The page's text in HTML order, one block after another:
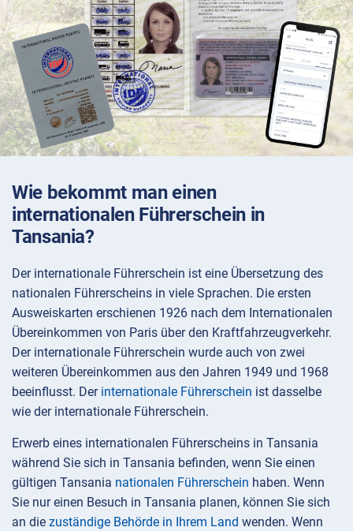
Wie bekommt man einen
internationalen Führerschein in
Tansania?
Der internationale Führerschein ist eine Übersetzung des
nationalen Führerscheins in viele Sprachen. Die ersten
Ausweiskarten erschienen 1926 nach dem Internationalen
Übereinkommen von Paris über den Kraftfahrzeugverkehr.
Der internationale Führerschein wurde auch von zwei
weiteren Übereinkommen aus den Jahren 1949 und 1968
beeinflusst. Der internationale Führerschein ist dasselbe
wie der internationale Führerschein.
Erwerb eines internationalen Führerscheins in Tansania
während Sie sich in Tansania befinden, wenn Sie einen
gültigen Tansania nationalen Führerschein haben. Wenn
Sie nur einen Besuch in Tansania planen, können Sie sich
an die zuständige Behörde in Ihrem Land wenden. Wenn